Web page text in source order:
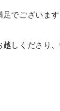
足でございま
越しくださり